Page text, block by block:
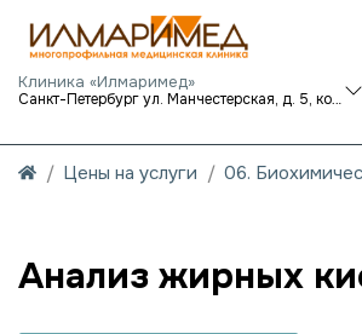
Клиника «Илмаримед»
Санкт-Петербург ул. Манчестерская, д. 5, корп. 1
Цены на услуги 06.
Анализ жирных